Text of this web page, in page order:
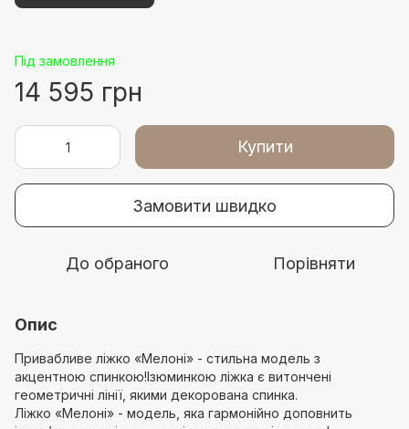
Під замовлення
14 595 грн
Купити
Замовити швидко
До обраного Порівняти
Опис
Привабливе ліжко «Мелоні» - стильна модель з
акцентною спинкою!Ізюминкою ліжка є витончені
геометричні лінії, якими декорована спинка.
Ліжко «Мелоні» - модель, яка гармонійно доповнить